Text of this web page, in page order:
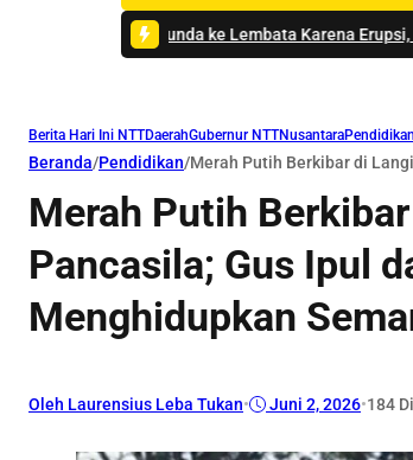
ke Lembata Karena Erupsi, Menteri Wihaji
Berita Hari Ini NTTDaerahGubernur NTTNusantaraPendidikan
Beranda/Pendidikan/Merah Putih Berkibar di
Merah Putih
Pancasila; Gus Ipul
Menghidupkan
Oleh Laurensius Leba Tukan• Juni 2, 2026•184